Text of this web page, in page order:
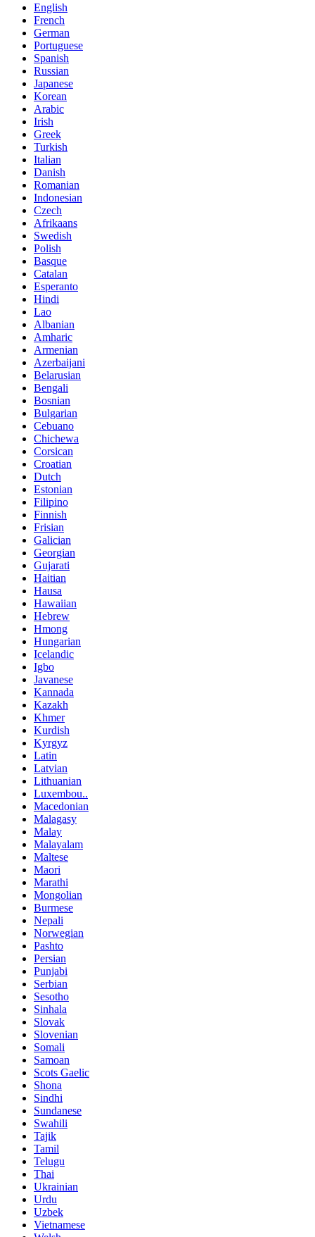
English
French
German
Portuguese
Spanish
Russian
Japanese
Korean
Arabic
Irish
Greek
Turkish
Italian
Danish
Romanian
Indonesian
Czech
Afrikaans
Swedish
Polish
Basque
Catalan
Esperanto
Hindi
Lao
Albanian
Amharic
Armenian
Azerbaijani
Belarusian
Bengali
Bosnian
Bulgarian
Cebuano
Chichewa
Corsican
Croatian
Dutch
Estonian
Filipino
Finnish
Frisian
Galician
Georgian
Gujarati
Haitian
Hausa
Hawaiian
Hebrew
Hmong
Hungarian
Icelandic
Igbo
Javanese
Kannada
Kazakh
Khmer
Kurdish
Kyrgyz
Latin
Latvian
Lithuanian
Luxembou..
Macedonian
Malagasy
Malay
Malayalam
Maltese
Maori
Marathi
Mongolian
Burmese
Nepali
Norwegian
Pashto
Persian
Punjabi
Serbian
Sesotho
Sinhala
Slovak
Slovenian
Somali
Samoan
Scots Gaelic
Shona
Sindhi
Sundanese
Swahili
Tajik
Tamil
Telugu
Thai
Ukrainian
Urdu
Uzbek
Vietnamese